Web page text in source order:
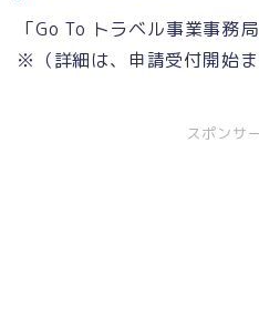
「Go To トラベル事業事務局
※（詳細は、申請受付開始ま
スポンサ